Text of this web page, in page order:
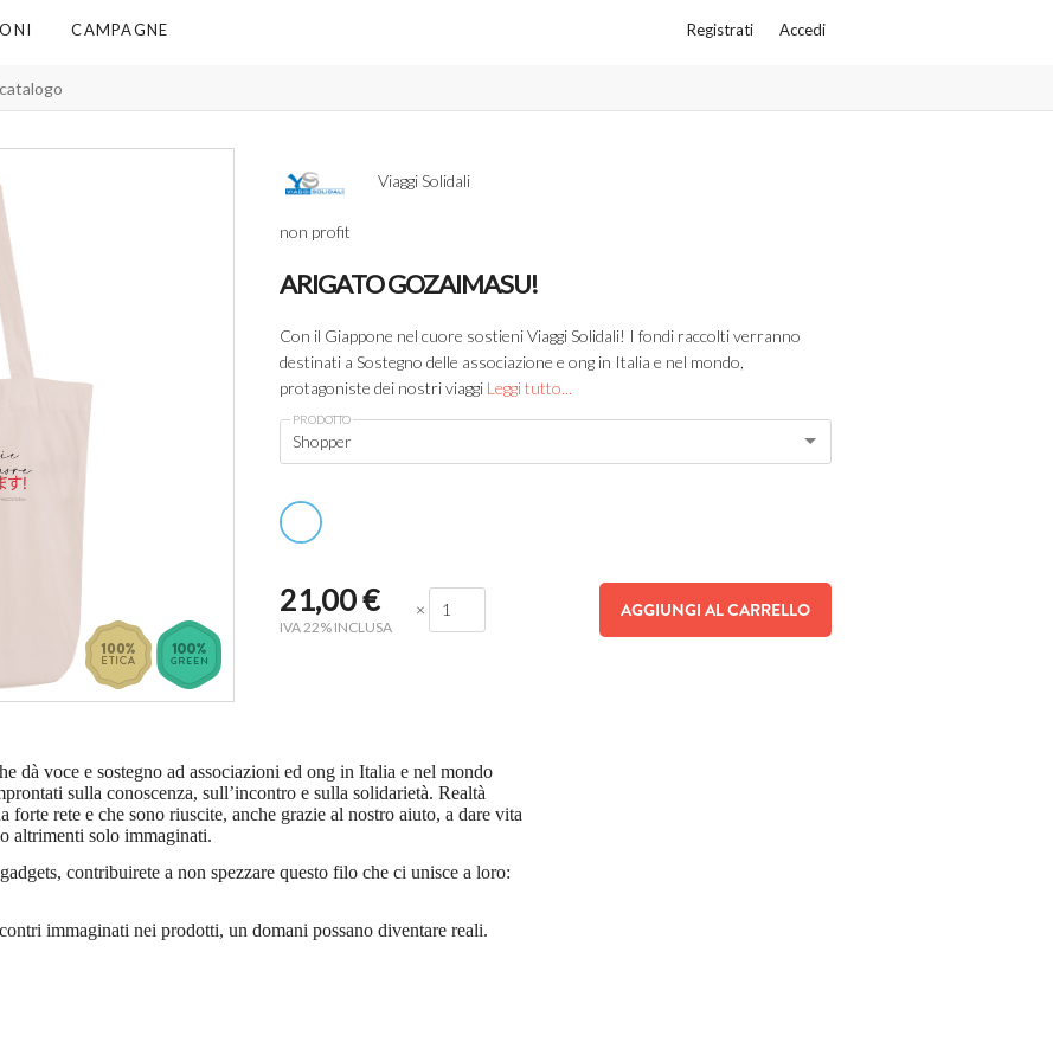
Registrati Accedi
CAMPAGNE
Viaggi Solidali
non profit
ARIGATO GOZAIMASU!
Con il Giappone nel cuore sostieni Viaggi Solidali! I fondi raccolti verranno
destinati a Sostegno delle associazione e ong in Italia e nel mondo,
protagoniste dei nostri viaggi Leggi tutto...
PRODOTTO
Shopper
21,00€
IVA 22% INCLUSA
× AGGIUNGI AL CARRELLO
dà voce e sostegno ad associazioni ed ong in Italia e nel mondo
sulla conoscenza, sull’incontro e sulla solidarietà. Realtà
forte rete e che sono riuscite, anche grazie al nostro aiuto, a dare vita
altrimenti solo immaginati.
contribuirete a non spezzare questo filo che ci unisce a loro:
immaginati nei prodotti, un domani possano diventare reali.